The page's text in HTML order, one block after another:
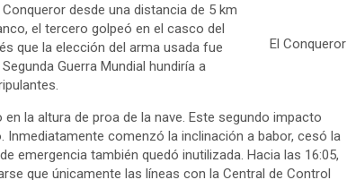
El Conqueror
desde una distancia de 5 km
el tercero golpeó en el casco del
que la elección del arma usada fue
Guerra Mundial hundiría a
la altura de proa de la nave. Este segundo impacto
comenzó la inclinación a babor, cesó la
emergencia también quedó inutilizada. Hacia las 16:05,
que únicamente las líneas con la Central de Control